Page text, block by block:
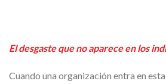
El desgaste que no aparece en los
Cuando una organización entra en